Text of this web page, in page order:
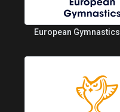
European Gymnastics